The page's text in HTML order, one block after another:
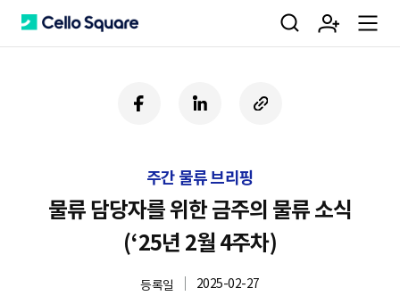
C 검 회 m
페
이
크
U
R
하
기
주간 물류 브리핑
물류 담당자를 위한 금주의 물류 소식
(‘25년 2월 4주차)
등록일 2025-02-27